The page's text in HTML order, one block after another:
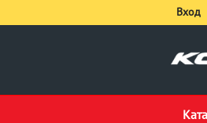
Вход